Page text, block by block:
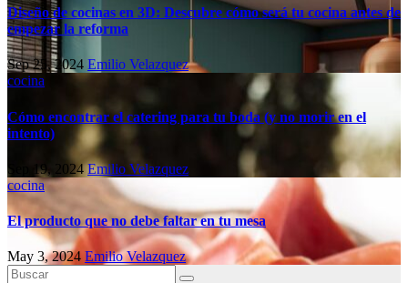
Diseño de cocinas en 3D: Descubre cómo será tu cocina antes de
empezar la reforma
Sep 25, 2024 Emilio Velazquez
cocina
Cómo encontrar el catering para tu boda (y no morir en el
intento)
Sep 19, 2024Emilio Velazquez
cocina
El producto que no debe faltar en tu mesa
May 3, 2024 Emilio Velazquez